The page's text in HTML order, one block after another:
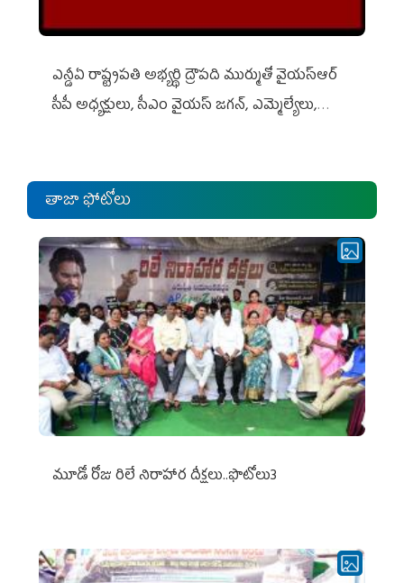
ఎన్డీఏ రాష్ట్ర‌ప‌తి అభ్య‌ర్థి ద్రౌప‌ది ముర్ముతో వైయ‌స్ఆర్
సీపీ అధ్య‌క్షులు, సీఎం వైయ‌స్ జ‌గ‌న్, ఎమ్మెల్యేలు,
తాజా ఫోటోలు
మూడో రోజు రిలే నిరాహార దీక్షలు..ఫొటోలు3